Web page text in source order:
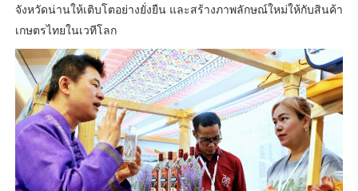
จังหวัดน่านให้เติบโตอย่างยั่งยืน และสร้างภาพลักษณ์ใหม่ให้กับสินค้า
เกษตรไทยในเวทีโลก